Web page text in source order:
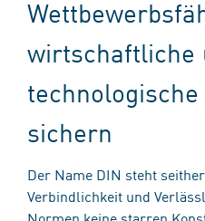
wirtschaftliche
sichern
Der Name DIN steht
Verbindlichkeit und
Normen keine starren